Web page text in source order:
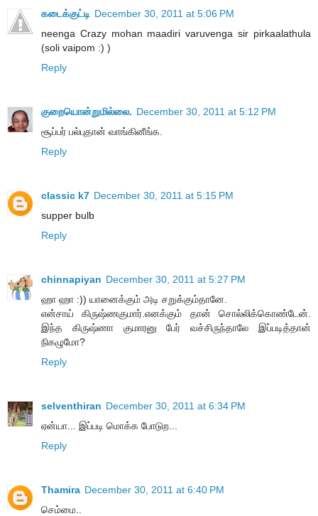
கடைக்குட்டி December 30, 2011 at 5:06 PM
neenga Crazy mohan maadiri varuvenga sir pirkaalathula
(soli vaipom :) )
Reply
குறையொன்றுமில்லை. December 30, 2011 at 5:12 PM
சூப்பர் பல்புதான் வாங்கினீங்க.
Reply
classic k7 December 30, 2011 at 5:15 PM
supper bulb
Reply
chinnapiyan December 30, 2011 at 5:27 PM
ஹா ஹா :)) யானைக்கும் அடி சறுக்கும்தானே.
என்சாய் கிருஷ்ணகுமார்.எனக்கும் தான் சொல்லிக்கொண்டேன்.
இந்த கிருஷ்ணா குமாரனு பேர் வச்சிருந்தாலே இப்படித்தான்
நிகழுமோ?
Reply
selventhiran December 30, 2011 at 6:34 PM
ஏன்யா... இப்படி மொக்க போடுற...
Reply
Thamira December 30, 2011 at 6:40 PM
செம்மை..